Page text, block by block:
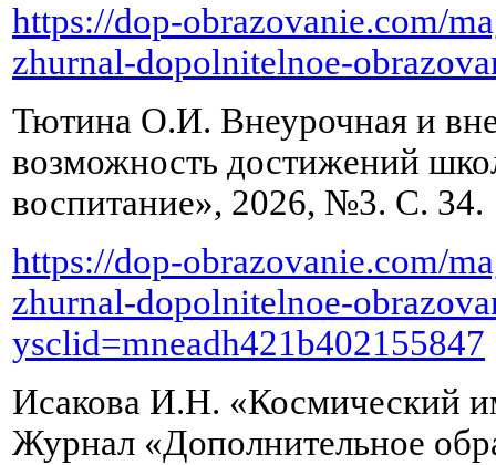
https://dop-obrazovanie.com/
zhurnal-dopolnitelnoe-
Тютина О.И. Внеурочная и
возможность достижений
воспитание», 2026, №3. С. 34.
https://dop-obrazovanie.com/
zhurnal-dopolnitelnoe-
ysclid=mneadh421b402155847
Исакова И.Н. «Космический
Журнал «Дополнительное